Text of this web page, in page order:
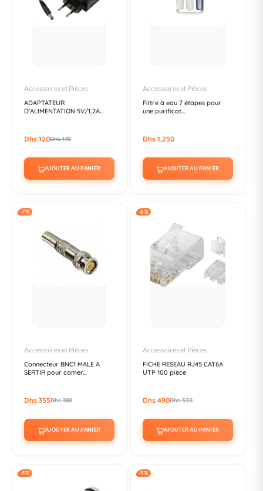
Accessoires et Pièces
ADAPTATEUR
D'ALIMENTATION 5V/1,2A
Dhs 120Dhs 170
AJOUTER AU PANIER
Accessoires et Pièces
Filtre à eau 7 étapes pour
une purificat...
Dhs 1,250
AJOUTER AU PANIER
-7%
Accessoires et Pièces
Connecteur BNC1 MALE A
SERTIR pour camer...
Dhs 355Dhs 380
AJOUTER AU PANIER
-6%
Accessoires et Pièces
FICHE RESEAU RJ45 CAT6A
UTP 100 pièce
Dhs 490Dhs 520
AJOUTER AU PANIER
-5% -5%